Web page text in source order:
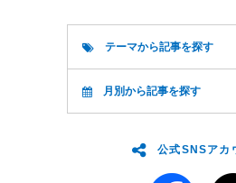
テーマから記事を探す
月別から記事を探す
公式SNSアカ